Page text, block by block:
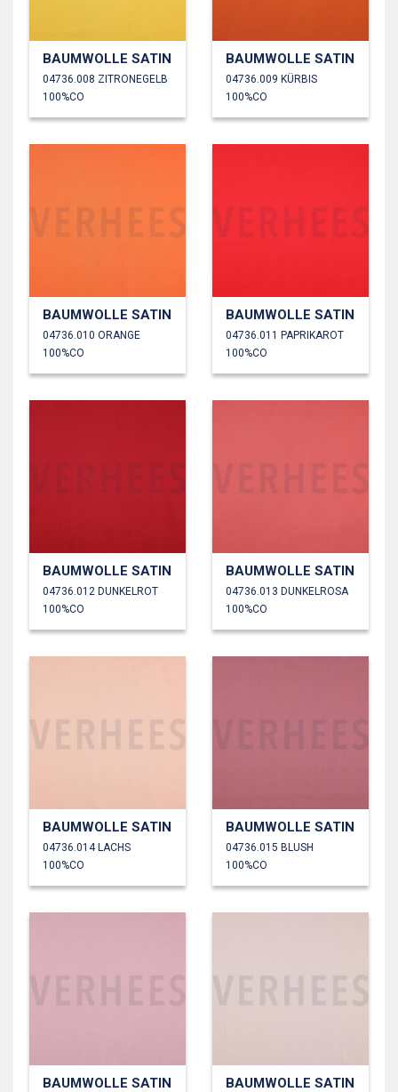
BAUMWOLLE SATIN
04736.008 ZITRONEGELB
100%CO
BAUMWOLLE SATIN
04736.009 KÜRBIS
100%CO
BAUMWOLLE SATIN
04736.010 ORANGE
100%CO
BAUMWOLLE SATIN
04736.011 PAPRIKAROT
100%CO
BAUMWOLLE SATIN
04736.012 DUNKELROT
100%CO
BAUMWOLLE SATIN
04736.013 DUNKELROSA
100%CO
BAUMWOLLE SATIN
04736.014 LACHS
100%CO
BAUMWOLLE SATIN
04736.015 BLUSH
100%CO
BAUMWOLLE SATIN BAUMWOLLE SATIN